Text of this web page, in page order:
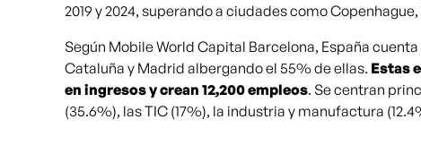
2019 y 2024, superando a ciudades como
Según Mobile World Capital Barcelona, España cuenta
Cataluña y Madrid albergando el 55% de ellas. Estas
en ingresos y crean 12,200 empleos. Se centran
(35.6%), las TIC (17%), la industria y manufactura